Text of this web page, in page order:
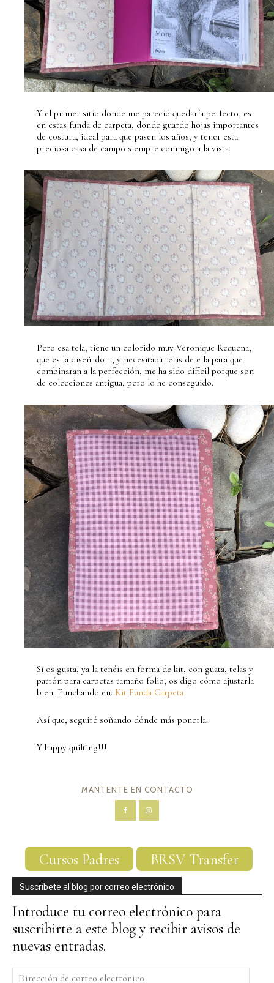
Y el primer sitio donde me pareció quedaría perfecto, es
en estas funda de carpeta, donde guardo hojas importantes
de costura, ideal para que pasen los años, y tener esta
preciosa casa de campo siempre conmigo a la vista.
Pero esa tela, tiene un colorido muy Veronique Requena,
que es la diseñadora, y necesitaba telas de ella para que
combinaran a la perfección, me ha sido difícil porque son
de colecciones antigua, pero lo he conseguido.
Si os gusta, ya la tenéis en forma de kit, con guata, telas y
patrón para carpetas tamaño folio, os digo cómo ajustarla
bien. Punchando en: Kit Funda Carpeta
Así que, seguiré soñando dónde más ponerla.
Y happy quilting!!!
MANTENTE EN CONTACTO
Cursos Padres BRSV Transfer
Suscríbete al blog por correo electrónico
Introduce tu correo electrónico para
suscribirte a este blog y recibir avisos de
nuevas entradas.
Dirección